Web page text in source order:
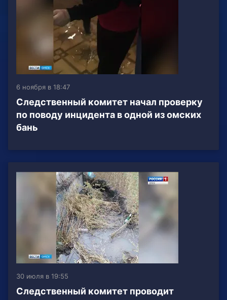
6 ноября в 18:47
Следственный комитет начал проверку
по поводу инцидента в одной из омских
бань
30 июля в 19:55
Следственный комитет проводит